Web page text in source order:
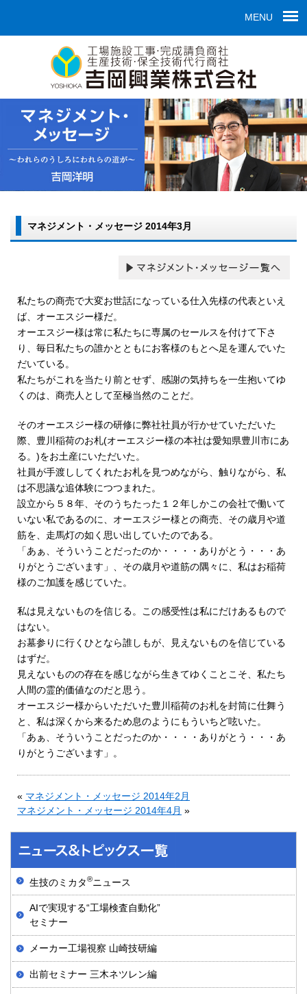
MENU
マネジメント・メッセージ 2014年3月
私たちの商売で大変お世話になっている仕入先様の代表といえ
ば、オーエスジー様だ。
オーエスジー様は常に私たちに専属のセールスを付けて下さ
り、毎日私たちの誰かとともにお客様のもとへ足を運んでいた
だいている。
私たちがこれを当たり前とせず、感謝の気持ちを一生抱いてゆ
くのは、商売人として至極当然のことだ。
そのオーエスジー様の研修に弊社社員が行かせていただいた
際、豊川稲荷のお札(オーエスジー様の本社は愛知県豊川市にあ
る。)をお土産にいただいた。
社員が手渡ししてくれたお札を見つめながら、触りながら、私
は不思議な追体験につつまれた。
設立から５８年、そのうちたった１２年しかこの会社で働いて
いない私であるのに、オーエスジー様との商売、その歳月や道
筋を、走馬灯の如く思い出していたのである。
「あぁ、そういうことだったのか・・・・ありがとう・・・あ
りがとうございます」、その歳月や道筋の隅々に、私はお稲荷
様のご加護を感じていた。
私は見えないものを信じる。この感受性は私にだけあるもので
はない。
お墓参りに行くひとなら誰しもが、見えないものを信じている
はずだ。
見えないものの存在を感じながら生きてゆくことこそ、私たち
人間の霊的価値なのだと思う。
オーエスジー様からいただいた豊川稲荷のお札を封筒に仕舞う
と、私は深くから来るため息のようにもういちど呟いた。
「あぁ、そういうことだったのか・・・・ありがとう・・・あ
りがとうございます」。
« マネジメント・メッセージ 2014年2月
マネジメント・メッセージ 2014年4月 »
生技のミカタ®ニュース
AIで実現する“工場検査自動化”
セミナー
メーカー工場視察 山崎技研編
出前セミナー 三木ネツレン編